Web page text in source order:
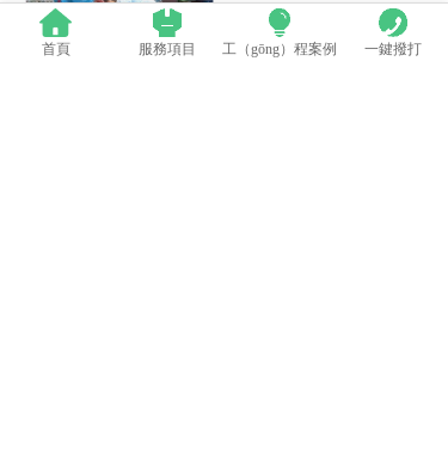
首頁 服務項目 工（gōng）程案例 一鍵撥打